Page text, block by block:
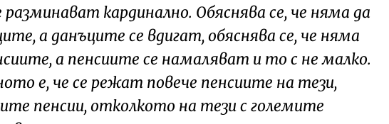
кардинално. Обяснява се, че няма да
а данъците се вдигат, обяснява се, че няма
а пенсиите се намаляват и то с не малко.
е, че се режат повече пенсиите на тези,
пенсии, отколкото на тези с големите